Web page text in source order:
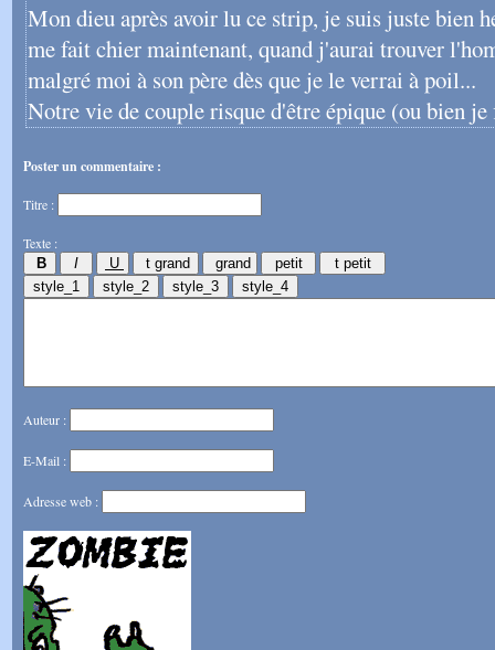
Mon dieu après avoir lu ce strip, je suis juste bien
me fait chier maintenant, quand j'aurai trouver
malgré moi à son père dès que je le verrai à poil...
Notre vie de couple risque d'être épique (ou bien
Poster un commentaire :
Titre :
Texte :
Auteur :
E-Mail :
Adresse web :